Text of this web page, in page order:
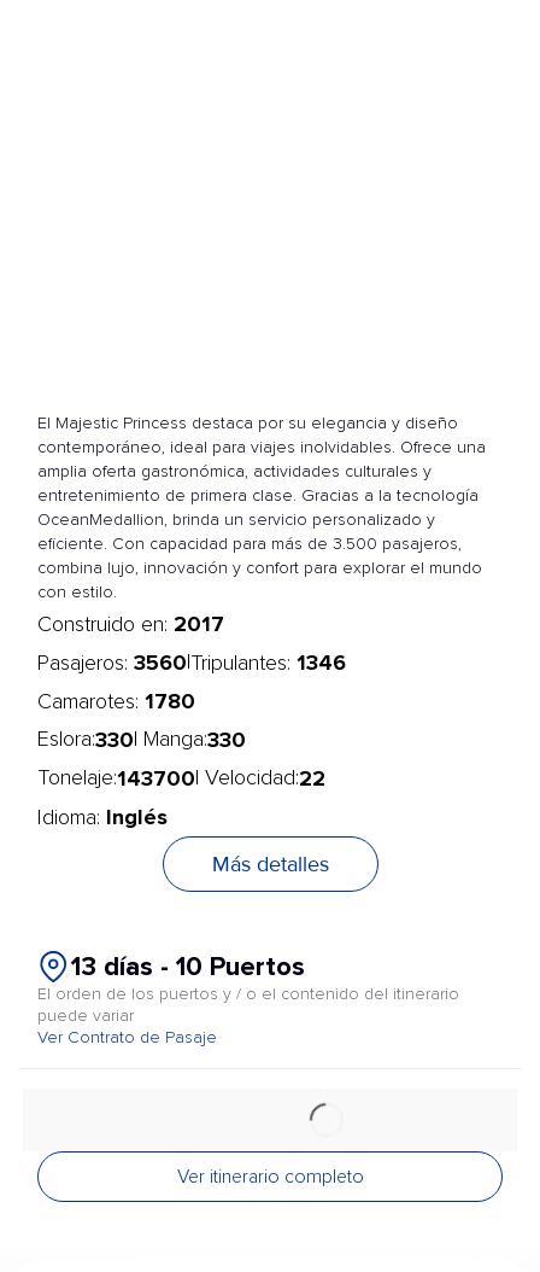
El Majestic Princess destaca por su elegancia y diseño
contemporáneo, ideal para viajes inolvidables. Ofrece una
amplia oferta gastronómica, actividades culturales y
entretenimiento de primera clase. Gracias a la tecnología
OceanMedallion, brinda un servicio personalizado y
eficiente. Con capacidad para más de 3.500 pasajeros,
combina lujo, innovación y confort para explorar el mundo
con estilo.
Construido en: 2017
Pasajeros: 3560 Tripulantes: 1346
Camarotes: 1780
Eslora:330 | Manga:330
Tonelaje:143700 | Velocidad:22
Idioma: Inglés
Más detalles
13 días - 10 Puertos
El orden de los puertos y / o el contenido del itinerario
puede variar
Ver Contrato de Pasaje
Ver itinerario completo